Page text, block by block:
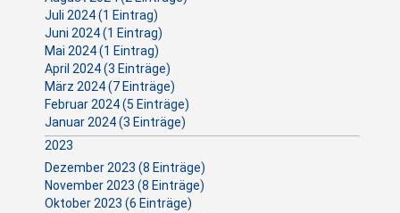
Juli 2024 (1 Eintrag)
Juni 2024 (1 Eintrag)
Mai 2024 (1 Eintrag)
April 2024 (3 Einträge)
März 2024 (7 Einträge)
Februar 2024 (5 Einträge)
Januar 2024 (3 Einträge)
2023
Dezember 2023 (8 Einträge)
November 2023 (8 Einträge)
Oktober 2023 (6 Einträge)